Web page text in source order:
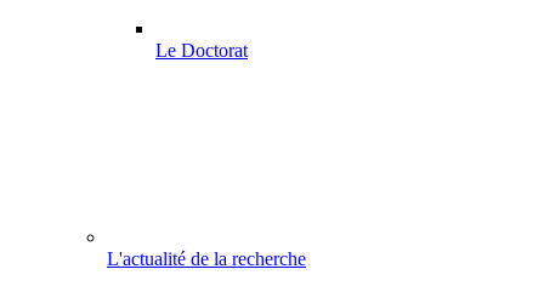
Le Doctorat
L'actualité de la recherche